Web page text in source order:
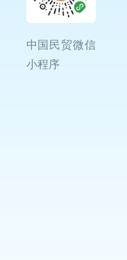
中国民贸微信
小程序